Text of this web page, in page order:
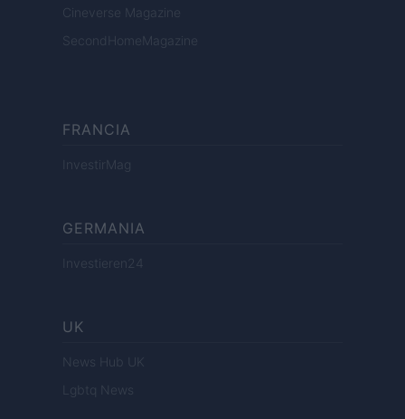
Cineverse Magazine
SecondHomeMagazine
FRANCIA
InvestirMag
GERMANIA
Investieren24
UK
News Hub UK
Lgbtq News